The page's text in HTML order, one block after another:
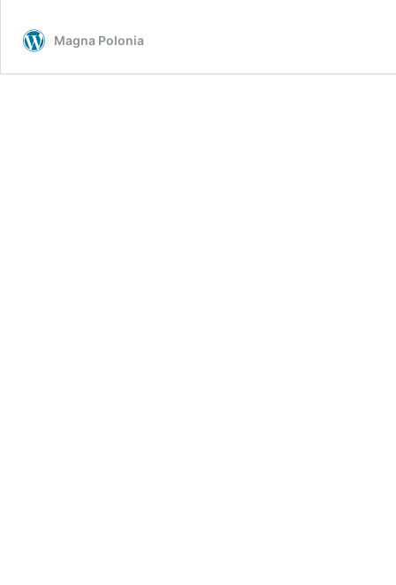
Magna Polonia